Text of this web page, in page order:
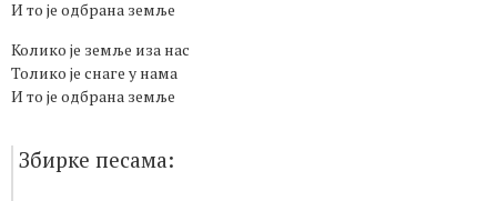
И то је одбрана земље
Колико је земље иза нас
Толико је снаге у нама
И то је одбрана земље
Збирке песама: